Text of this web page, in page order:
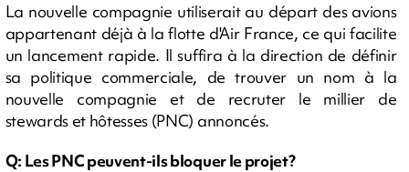
La nouvelle compagnie utiliserait au départ des avions
appartenant déjà à la flotte d'Air France, ce qui facilite
un lancement rapide. Il suffira à la direction de définir
sa politique commerciale, de trouver un nom à la
nouvelle compagnie et de recruter le millier de
stewards et hôtesses (PNC) annoncés.
Q: Les PNC peuvent-ils bloquer le projet?